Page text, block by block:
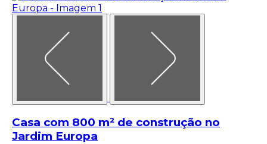
Casa com 800 m² de construção no
Jardim Europa